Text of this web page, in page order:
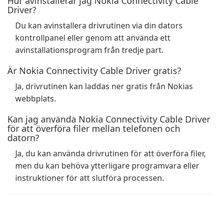
Driver?
Du kan avinstallera drivrutinen via din dators
kontrollpanel eller genom att använda ett
avinstallationsprogram från tredje part.
Är Nokia Connectivity Cable Driver gratis?
Ja, drivrutinen kan laddas ner gratis från Nokias
webbplats.
Kan jag använda Nokia Connectivity Cable Driver
för att överföra filer mellan telefonen och
datorn?
Ja, du kan använda drivrutinen för att överföra filer,
men du kan behöva ytterligare programvara eller
instruktioner för att slutföra processen.